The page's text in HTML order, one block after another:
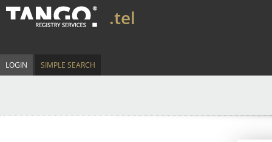
.tel
LOGIN SIMPLE SEARCH